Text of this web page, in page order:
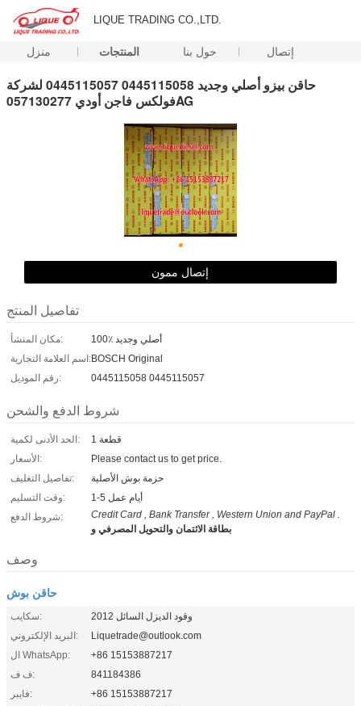
LIQUE TRADING CO.,LTD.
منزل المنتجات حول بنا إتصال
حاقن بيزو أصلي وجديد 0445115058 0445115057 لشركة
فولكس فاجن أودي 057130277AG
إتصال ممون
تفاصيل المنتج
مكان المنشأ:
100٪ أصلي وجديد
اسم العلامة التجارية:BOSCH Original
رقم الموديل:
0445115058 0445115057
شروط الدفع والشحن
الحد الأدنى لكمية:
1 قطعة
الأسعار:
Please contact us to get price.
تفاصيل التغليف:
حزمة بوش الأصلية
وقت التسليم:
1-5 أيام عمل
شروط الدفع:
Credit Card , Bank Transfer , Western Union and PayPal .
بطاقة الائتمان والتحويل المصرفي و
وصف
حاقن بوش
سكايب:
وقود الديزل السائل 2012
البريد الإلكتروني:
Liquetrade@outlook.com
ال WhatsApp:
+86 15153887217
ف ف:
841184386
فايبر:
+86 15153887217